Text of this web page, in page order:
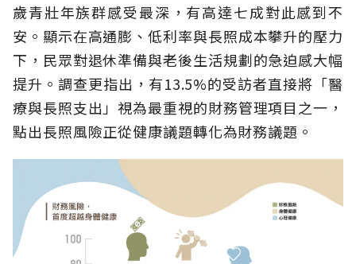
歲青壯年族群感受最深，有高達七成對此感到不
安。顯示在高通膨、低利率與長照成本攀升的壓力
下，民眾對退休準備與老後生活規劃的急迫感大幅
提升。調查更指出，有13.5%的受訪者直接將「醫
療與長照支出」視為最重視的財務管理項目之一，
點出長照風險正從健康議題轉化為財務議題。